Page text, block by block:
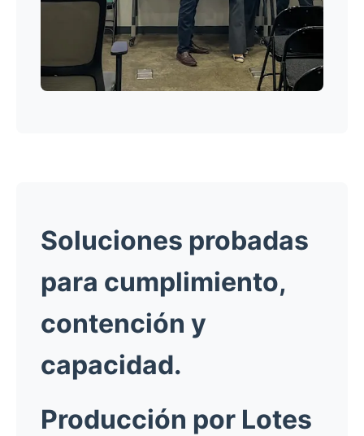
Soluciones probadas
para cumplimiento,
contención y
capacidad.
Producción por Lotes